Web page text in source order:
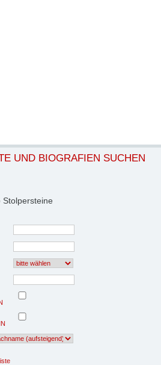
UND BIOGRAFIEN SUCHEN
Stolpersteine